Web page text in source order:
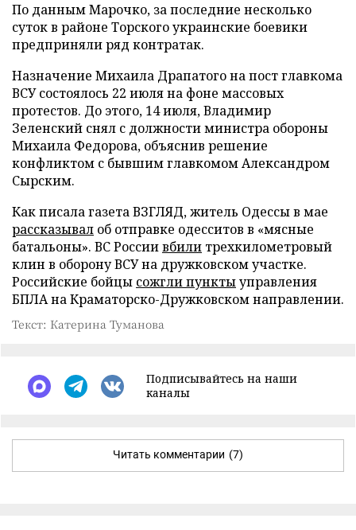
По данным Марочко, за последние несколько
суток в районе Торского украинские боевики
предприняли ряд контратак.
Назначение Михаила Драпатого на пост главкома
ВСУ состоялось 22 июля на фоне массовых
протестов. До этого, 14 июля, Владимир
Зеленский снял с должности министра обороны
Михаила Федорова, объяснив решение
конфликтом с бывшим главкомом Александром
Сырским.
Как писала газета ВЗГЛЯД, житель Одессы в мае
рассказывал об отправке одесситов в «мясные
батальоны». ВС Россиивбили трехкилометровый
клин в оборону ВСУ на дружковском участке.
Российские бойцы сожгли пунктыуправления
БПЛА на Краматорско-Дружковском направлении.
Текст: Катерина Туманова
Подписывайтесь на наши
каналы
Читать комментарии (7)